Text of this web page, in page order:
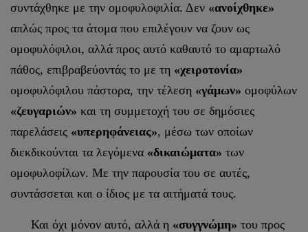
συντάχθηκε με την ομοφυλοφιλία. Δεν «ανοίχθηκε»
απλώς προς τα άτομα που επιλέγουν να ζουν ως
ομοφυλόφιλοι, αλλά προς αυτό καθαυτό το αμαρτωλό
πάθος, επιβραβεύοντάς το με τη «χειροτονία»
ομοφυλόφιλου πάστορα, την τέλεση «γάμων» ομοφύλων
«ζευγαριών» και τη συμμετοχή του σε δημόσιες
παρελάσεις «υπερηφάνειας», μέσω των οποίων
διεκδικούνται τα λεγόμενα «δικαιώματα» των
ομοφυλοφίλων. Με την παρουσία του σε αυτές,
συντάσσεται και ο ίδιος με τα αιτήματά τους.
Και όχι μόνον αυτό, αλλά η «συγγνώμη» του προς